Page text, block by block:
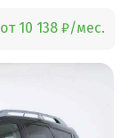
от 10 138 ₽/мес.